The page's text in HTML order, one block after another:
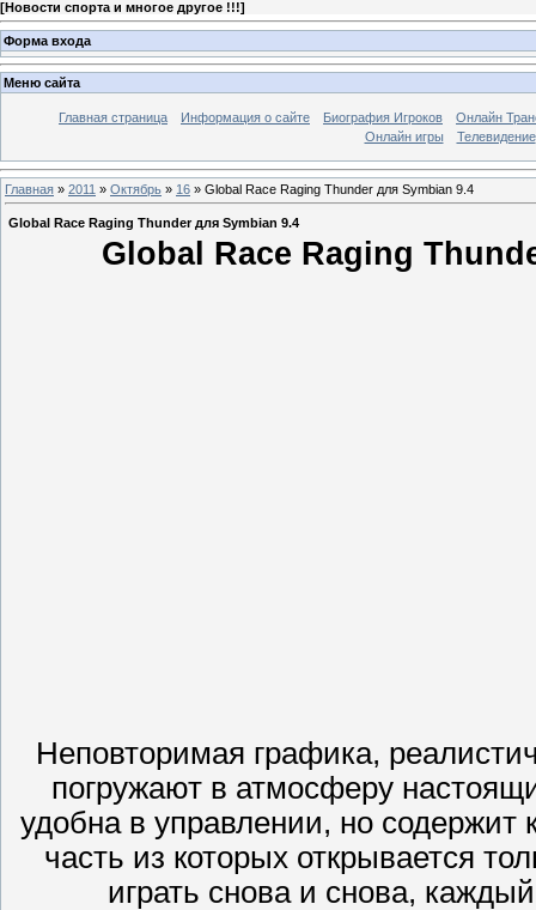
[Новости спорта и многое другое !!!]
Форма входа
Меню сайта
Главная страница Информация о сайте Биография Игроков
Онлайн
Онлайн игры
Телевидение
Главная » 2011 » Октябрь » 16 » Global Race Raging Thunder для Symbian 9.4
Global Race Raging Thunder для Symbian 9.4
Global Race Raging
Неповторимая графика,
погружают в атмосферу
удобна в управлении, но
часть из которых открывается
играть снова и снова,